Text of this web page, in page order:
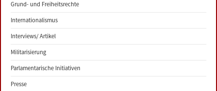
Grund- und Freiheitsrechte
Internationalismus
Interviews/ Artikel
Militarisierung
Parlamentarische Initiativen
Presse